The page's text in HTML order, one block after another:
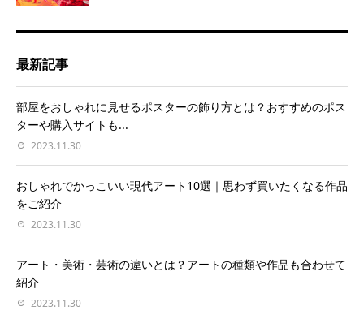
最新記事
部屋をおしゃれに見せるポスターの飾り方とは？おすすめのポス
ターや購入サイトも...
2023.11.30
おしゃれでかっこいい現代アート10選｜思わず買いたくなる作品
をご紹介
2023.11.30
アート・美術・芸術の違いとは？アートの種類や作品も合わせて
紹介
2023.11.30